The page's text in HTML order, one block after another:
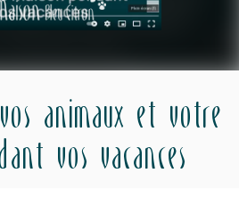
animaux et votre
vos vacances